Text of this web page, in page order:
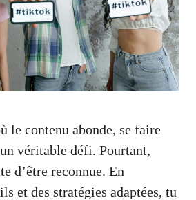
le contenu abonde, se faire
véritable défi. Pourtant,
d’être reconnue. En
et des stratégies adaptées, tu